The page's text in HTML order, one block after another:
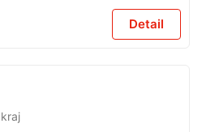
Detail